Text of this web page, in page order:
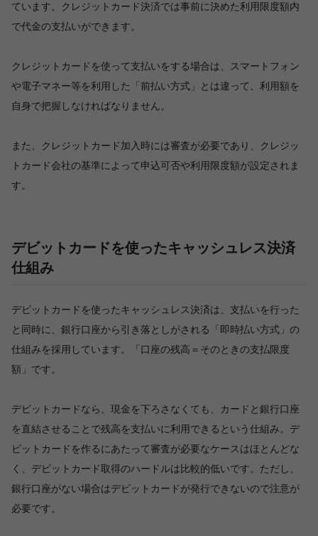
ています。クレジットカード決済では事前に決めた利用限度額内
で代金の支払いができます。
クレジットカードを使って支払いをする場合は、スマートフォン
や電子マネー等を利用した「前払い方式」とは違って、利用額を
自身で把握しなければなりません。
また、クレジットカード加入時には審査が必要であり、クレジッ
トカード会社の基準によって申込可否や利用限度額が設定されま
す。
デビットカードを使ったキャッシュレス決済
仕組み
デビットカードを使ったキャッシュレス決済は、支払いを行った
と同時に、銀行口座から引き落としがされる「即時払い方式」の
仕組みを採用しています。「口座の残高＝そのときの支払限度
額」です。
デビットカードなら、現金を下ろさなくても、カードと銀行口座
を直結させることで残高を支払いに利用できるという仕組み。デ
ビットカードを作るにあたって審査が必要なケースはほとんどな
く、デビットカード取得のハードルは比較的低いです。ただし、
銀行口座がない場合はデビットカードが発行できないので注意が
必要です。